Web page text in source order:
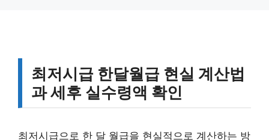
최저시급 한달월급 현실 계산법
과 세후 실수령액 확인
최저시급으로 한 달 월급을 현실적으로 계산하는 방